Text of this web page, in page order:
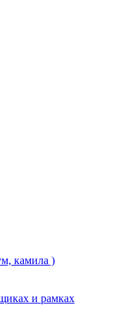
камила )
и рамках